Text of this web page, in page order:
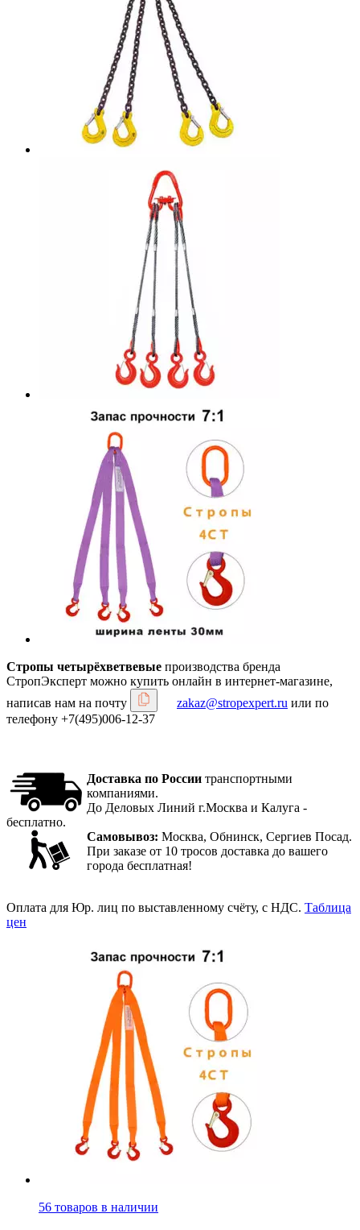
Стропы четырёхветвевые производства бренда
СтропЭксперт можно купить онлайн в интернет-магазине,
написав нам на почту
zakaz@stropexpert.ru или по
телефону +7(495)006-12-37
Доставка по России транспортными
компаниями.
До Деловых Линий г.Москва и Калуга -
бесплатно.
Самовывоз: Москва, Обнинск, Сергиев Посад.
При заказе от 10 тросов доставка до вашего
города бесплатная!
Оплата для Юр. лиц по выставленному счёту, с НДС. Таблица
цен
56 товаров в наличии